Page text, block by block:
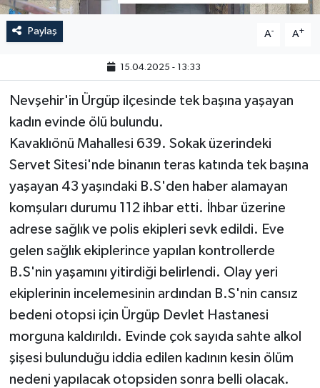
Paylaş A- A+
15.04.2025 - 13:33
Nevşehir'in Ürgüp ilçesinde tek başına yaşayan
kadın evinde ölü bulundu.
Kavaklıönü Mahallesi 639. Sokak üzerindeki
Servet Sitesi'nde binanın teras katında tek başına
yaşayan 43 yaşındaki B.S'den haber alamayan
komşuları durumu 112 ihbar etti. İhbar üzerine
adrese sağlık ve polis ekipleri sevk edildi. Eve
gelen sağlık ekiplerince yapılan kontrollerde
B.S'nin yaşamını yitirdiği belirlendi. Olay yeri
ekiplerinin incelemesinin ardından B.S'nin cansız
bedeni otopsi için Ürgüp Devlet Hastanesi
morguna kaldırıldı. Evinde çok sayıda sahte alkol
şişesi bulunduğu iddia edilen kadının kesin ölüm
nedeni yapılacak otopsiden sonra belli olacak.